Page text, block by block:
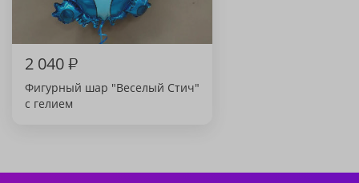
2 040₽
Фигурный шар "Веселый Стич"
с гелием